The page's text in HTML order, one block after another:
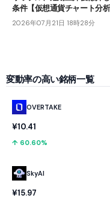
条件【仮想通貨チャート分
2026年07月21日 18時28分
変動率の高い銘柄一覧
OVERTAKE
¥10.41
↑ 60.60%
SkyAI
¥15.97